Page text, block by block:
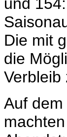
Die mit
die
Verbleib
Auf